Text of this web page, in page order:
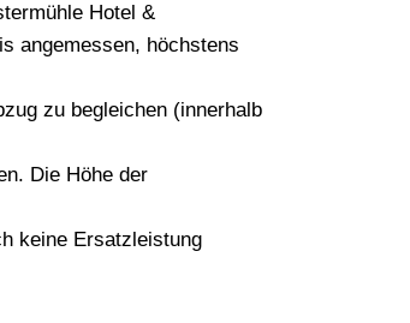
Hotel &
angemessen, höchstens
zu begleichen (innerhalb
Die Höhe der
keine Ersatzleistung